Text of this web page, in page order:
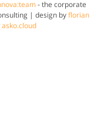
- the corporate
| design byflorian
asko.cloud